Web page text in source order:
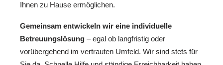
Ihnen zu Hause ermöglichen.
Gemeinsam entwickeln wir eine individuelle
Betreuungslösung – egal ob langfristig oder
vorübergehend im vertrauten Umfeld. Wir sind stets für